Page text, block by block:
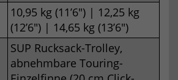
10,95 kg (11’6″) | 12,25 kg
(12’6″) | 14,65 kg (13’6″)
SUP Rucksack-Trolley,
abnehmbare Touring-